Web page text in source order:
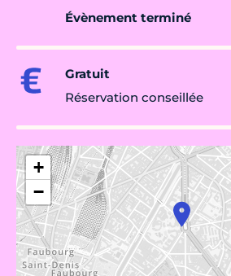
Évènement terminé
Gratuit
Réservation conseillée
+
−